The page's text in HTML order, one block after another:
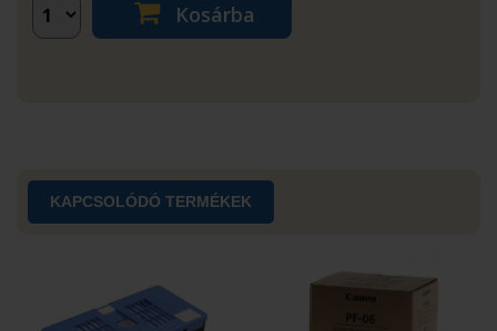
Kosárba
KAPCSOLÓDÓ TERMÉKEK